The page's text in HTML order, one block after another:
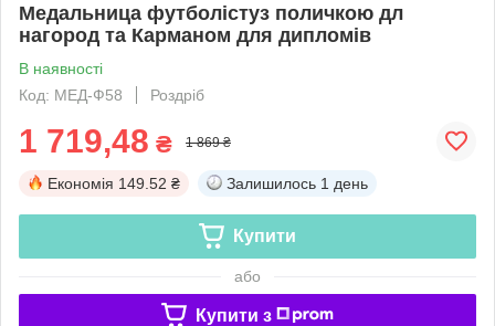
Медальница футболістуз поличкою дл
нагород та Карманом для дипломів
В наявності
Код: МЕД-Ф58
Роздріб
1 719,48 ₴ 1 869 ₴
Економія 149.52 ₴ Залишилось 1 день
Купити
або
Купити з